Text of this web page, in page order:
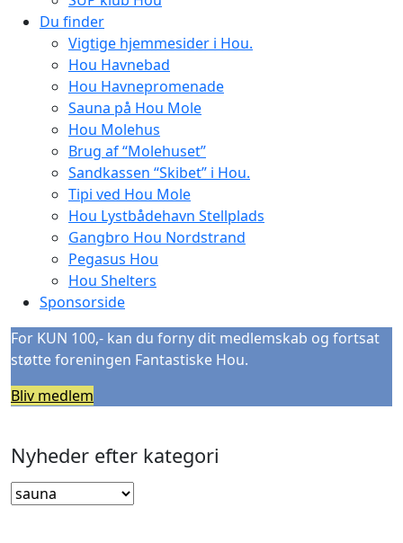
Du finder
Vigtige hjemmesider i Hou.
Hou Havnebad
Hou Havnepromenade
Sauna på Hou Mole
Hou Molehus
Brug af “Molehuset”
Sandkassen “Skibet” i Hou.
Tipi ved Hou Mole
Hou Lystbådehavn Stellplads
Gangbro Hou Nordstrand
Pegasus Hou
Hou Shelters
Sponsorside
For KUN 100,- kan du forny dit medlemskab og fortsat
støtte foreningen Fantastiske Hou.
Bliv medlem
Nyheder efter kategori